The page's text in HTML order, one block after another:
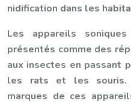
nidification dans les
Les appareils
présentés comme des
aux insectes en passant
les rats et les souris.
marques de ces